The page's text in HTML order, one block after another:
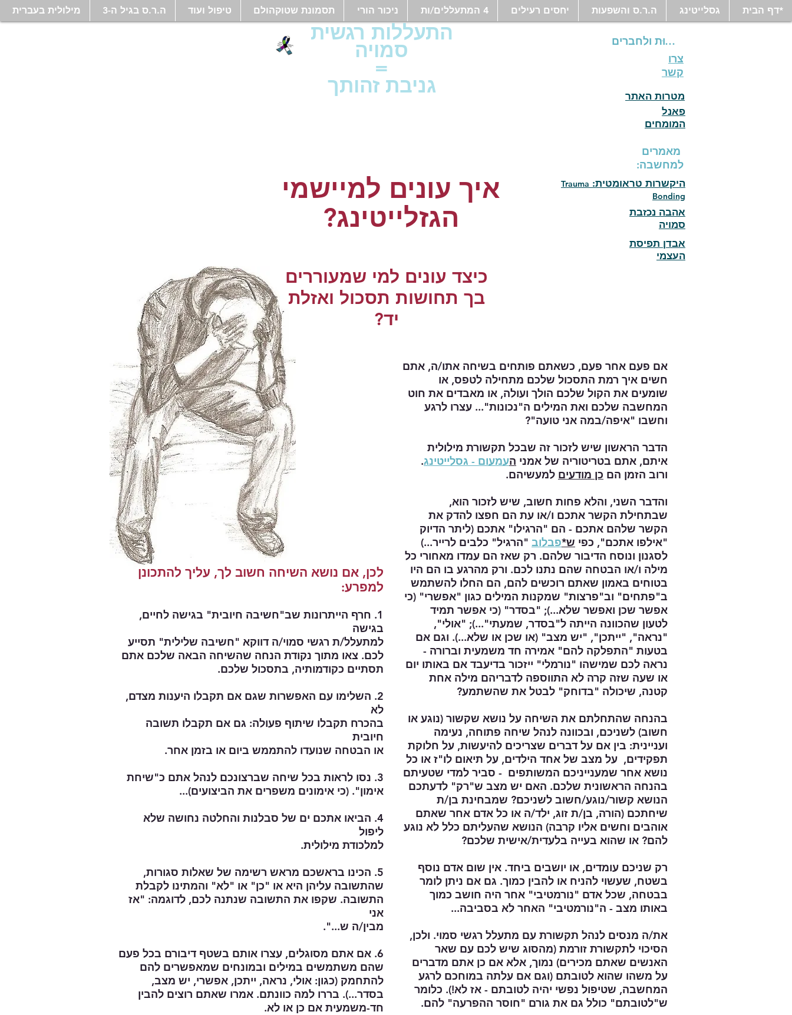
*דף הבית גסלייטינג ה.ר.ס והשפעות יחסים רעילים 4 המתעללים/ות ניכור הורי תסמונת שטוקהולם טיפול ועוד ה.ר.ס בגיל ה-3 מילולית בעברית
התעללות רגשית
סמויה
=
גניבת זהותך
לחֲבֵרוּת ולחברים
צרו
קשר
מטרות האתר
פאנל
המומחים
מאמרים
למחשבה:
היקשרות טראומטית: Trauma
Bonding
אהבה נכזבת
סמויה
אבדן תפיסת
העצמי
איך עונים למיישמי
הגזלייטינג?
לכן, אם נושא השיחה חשוב לך, עליך להתכונן
למפרע:
1. חרף הייתרונות שב"חשיבה חיובית" בגישה לחיים,
בגישה
למתעלל/ת רגשי סמוי/ה דווקא "חשיבה שלילית" תסייע
לכם. צאו מתוך נקודת הנחה שהשיחה הבאה שלכם אתם
תסתיים כקודמותיה, בתסכול שלכם.
2. השלימו עם האפשרות שגם אם תקבלו היענות מצדם,
לא
בהכרח תקבלו שיתוף פעולה: גם אם תקבלו תשובה
חיובית
או הבטחה שנועדו להתממש ביום או בזמן אחר.
3. נסו לראות בכל שיחה שברצונכם לנהל אתם כ"שיחת
אימון". (כי אימונים משפרים את הביצועים)...
4. הביאו אתכם ים של סבלנות והחלטה נחושה שלא
ליפול
למלכודת מילולית.
5. הכינו בראשכם מראש רשימה של שאלות סגורות,
שהתשובה עליהן היא או "כן" או "לא" והמתינו לקבלת
התשובה. שקפו את התשובה שנתנה לכם, לדוגמה: "אז
אני
מבין/ה ש...".
6. אם אתם מסוגלים, עצרו אותם בשטף דיבורם בכל פעם
שהם משתמשים במילים ובמונחים שמאפשרים להם
להתחמק (כגון: אולי, נראה, ייתכן, אפשרי, יש מצב,
בסדר...). בררו למה כוונתם. אמרו שאתם רוצים להבין
חד-משמעית אם כן או לא.
אם פעם אחר פעם, כשאתם פותחים בשיחה אתו/ה, אתם
חשים איך רמת התסכול שלכם מתחילה לטפס, או
שומעים את הקול שלכם הולך ועולה, או מאבדים את חוט
המחשבה שלכם ואת המילים ה"נכונות"... עצרו לרגע
וחשבו "איפה/במה אני טועה"?
הדבר הראשון שיש לזכור זה שבכל תקשורת מילולית
איתם, אתם בטריטוריה של אמני העמעום - גסלייטינג.
ורוב הזמן הם כן מודעים למעשיהם.
והדבר השני, והלא פחות חשוב, שיש לזכור הוא,
שבתחילת הקשר אתכם ו/או עת הם חפצו להדק את
הקשר שלהם אתכם - הם "הרגילו" אתכם (ליתר הדיוק
"אילפו אתכם", כפי ש*פבלוב "הרגיל" כלבים לרייר...)
לסגנון ונוסח הדיבור שלהם. רק שאז הם עמדו מאחורי כל
מילה ו/או הבטחה שהם נתנו לכם. ורק מהרגע בו הם היו
בטוחים באמון שאתם רוכשים להם, הם החלו להשתמש
ב"פתחים" וב"פרצות" שמקנות המילים כגון "אפשרי" (כי
אפשר שכן ואפשר שלא...); "בסדר" (כי אפשר תמיד
לטעון שהכוונה הייתה ל"בסדר, שמעתי"...); "אולי",
"נראה", "ייתכן", "יש מצב" (או שכן או שלא...). וגם אם
בטעות "התפלקה להם" אמירה חד משמעית וברורה -
נראה לכם שמישהו "נורמלי" ייזכור בדיעבד אם באותו יום
או שעה שזה קרה לא התווספה לדבריהם מילה אחת
קטנה, שיכולה "בדוחק" לבטל את שהשתמע?
בהנחה שהתחלתם את השיחה על נושא שקשור (נוגע או
חשוב) לשניכם, ובכוונה לנהל שיחה פתוחה, נעימה
ועניינית: בין אם על דברים שצריכים להיעשות, על חלוקת
תפקידים, על מצב של אחד הילדים, על תיאום לו"ז או כל
נושא אחר שמענייניכם המשותפים - סביר למדי שטעיתם
בהנחה הראשונית שלכם. האם יש מצב ש"רק" לדעתכם
הנושא קשור/נוגע/חשוב לשניכם? שמבחינת בן/ת
שיחתכם (הורה, בן/ת זוג, ילד/ה או כל אדם אחר שאתם
אוהבים וחשים אליו קרבה) הנושא שהעליתם כלל לא נוגע
להם? או שהוא בעייה בלעדית/אישית שלכם?
רק שניכם עומדים, או יושבים ביחד. אין שום אדם נוסף
בשטח, שעשוי להניח או להבין כמוך. גם אם ניתן לומר
בבטחה, שכל אדם "נורמטיבי" אחר היה חושב כמוך
באותו מצב - ה"נורמטיבי" האחר לא בסביבה...
את/ה מנסים לנהל תקשורת עם מתעלל רגשי סמוי. ולכן,
הסיכוי לתקשורת זורמת (מהסוג שיש לכם עם שאר
האנשים שאתם מכירים) נמוך, אלא אם כן אתם מדברים
על משהו שהוא לטובתם (וגם אם עלתה במוחכם לרגע
המחשבה, שטיפול נפשי יהיה לטובתם - אז לא!). כלומר
ש"לטובתם" כולל גם את גורם "חוסר ההפרעה" להם.
כיצד עונים למי שמעוררים
בך תחושות תסכול ואזלת
יד?